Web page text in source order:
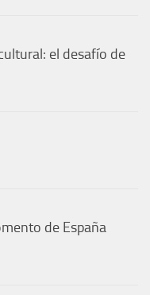
el desafío de
de España